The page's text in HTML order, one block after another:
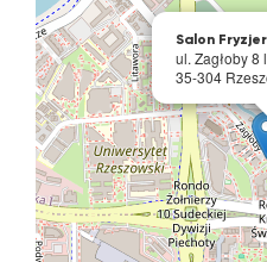
Salon
ul. Zagłoby 8
35-304